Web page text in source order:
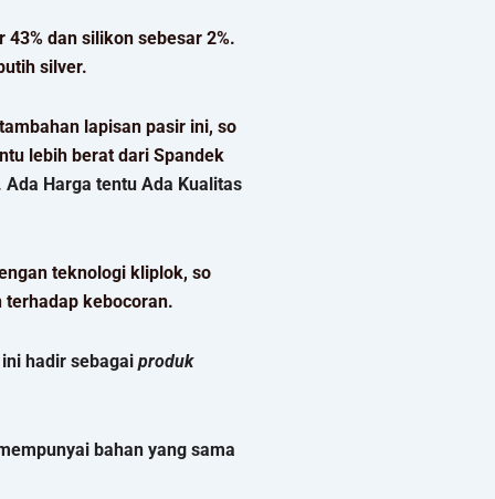
dan silikon sebesar 2%.
silver.
lapisan pasir ini, so
lebih berat dari Spandek
Ada Harga tentu Ada Kualitas
teknologi kliplok, so
kebocoran.
hadir sebagai produk
bahan yang sama